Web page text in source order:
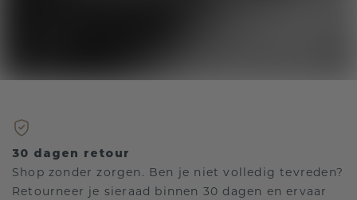
30 dagen retour
Shop zonder zorgen. Ben je niet volledig tevreden?
Retourneer je sieraad binnen 30 dagen en ervaar